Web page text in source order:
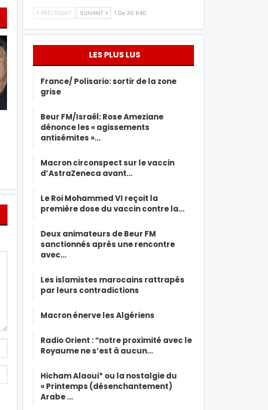
PRÉCÉDENT SUIVANT 1 De 30 840
LES PLUS LUS
France/ Polisario: sortir de la zone
grise
Beur FM/Israël: Rose Ameziane
dénonce les « agissements
antisémites »…
Macron circonspect sur le vaccin
d’AstraZeneca avant…
Le Roi Mohammed VI reçoit la
première dose du vaccin contre la…
Deux animateurs de Beur FM
sanctionnés après une rencontre
avec…
Les islamistes marocains rattrapés
par leurs contradictions
Macron énerve les Algériens
Radio Orient : “notre proximité avec le
Royaume ne s’est à aucun…
Hicham Alaoui* ou la nostalgie du
« Printemps (désenchantement)
Arabe …